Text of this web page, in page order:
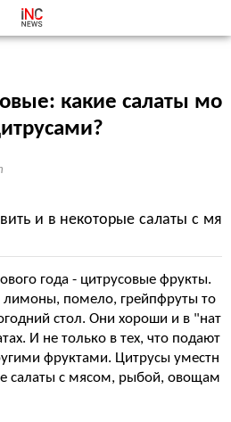
какие салаты мо
и в некоторые салаты с мя
года - цитрусовые фрукты.
помело, грейпфруты то
стол. Они хороши и в "нат
И не только в тех, что подают
фруктами. Цитрусы уместн
салаты с мясом, рыбой, овощам